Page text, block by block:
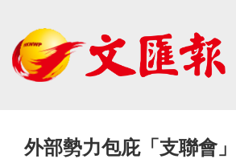
外部勢力包庇「支聯會